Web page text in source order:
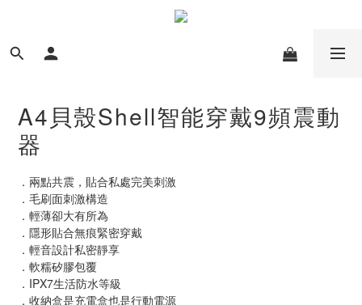
A4貝殼Shell智能穿戴9頻震動
器
．兩點共震，貼合私處完美刺激
．毛刷面刺激構造
．輕薄卻大有所為
．隱形貼合無痕緊密穿戴
．輕音設計私密靜享
．軟糯矽膠包覆
．IPX7生活防水等級
．收納盒是充電盒也是行動電源